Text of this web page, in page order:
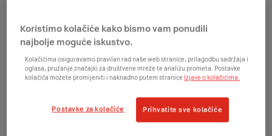
Koristimo kolačiće kako bismo vam ponudili
najbolje moguće iskustvo.
Kolačićima osiguravamo pravilan rad naše web stranice, prilagodbu sadržaja i
oglasa, pružanje značajki za društvene mreže te analizu prometa. Postavke
kolačića možete promijeniti i naknadno putem stranice Izjave o kolačićima.
Postavke za kolačiće Prihvatite sve kolačiće